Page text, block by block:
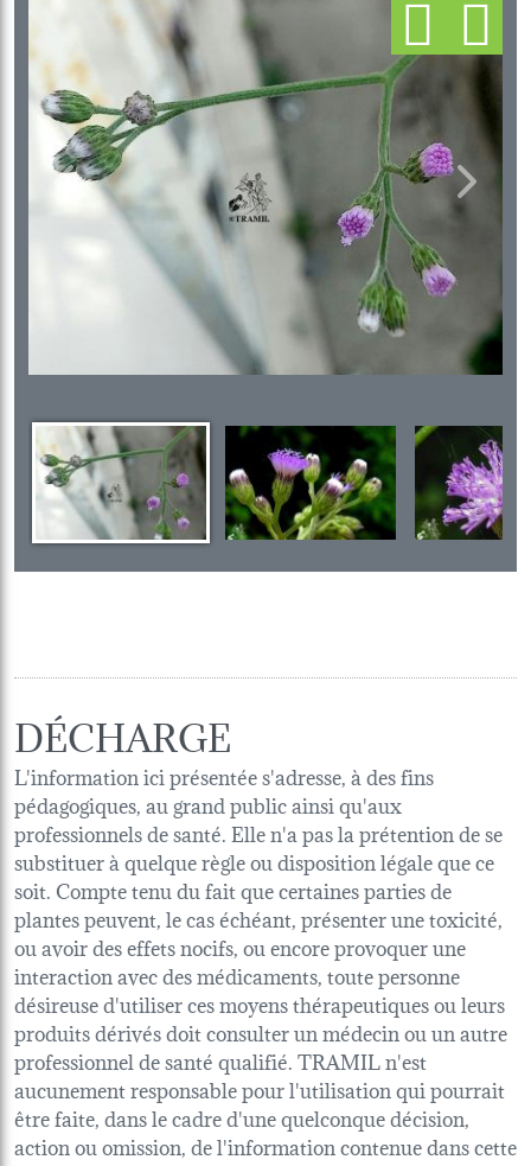
Previous Next
DÉCHARGE
L'information ici présentée s'adresse, à des fins
pédagogiques, au grand public ainsi qu'aux
professionnels de santé. Elle n'a pas la prétention de se
substituer à quelque règle ou disposition légale que ce
soit. Compte tenu du fait que certaines parties de
plantes peuvent, le cas échéant, présenter une toxicité,
ou avoir des effets nocifs, ou encore provoquer une
interaction avec des médicaments, toute personne
désireuse d'utiliser ces moyens thérapeutiques ou leurs
produits dérivés doit consulter un médecin ou un autre
professionnel de santé qualifié. TRAMIL n'est
aucunement responsable pour l'utilisation qui pourrait
être faite, dans le cadre d'une quelconque décision,
action ou omission, de l'information contenue dans cette